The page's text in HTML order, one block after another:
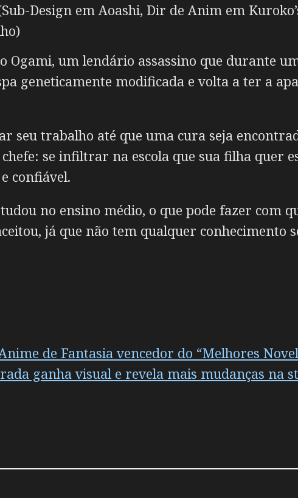
Design em Aoashi, Dir de Anim em
Ogami, um lendário assassino que durante
geneticamente modificada e volta a ter a
seu trabalho até que uma cura seja
se infiltrar na escola que sua filha quer
confiável.
no ensino médio, o que pode fazer com
já que não tem qualquer conhecimento
de Fantasia vencedor do “Melhores
ganha visual e revela mais mudanças na